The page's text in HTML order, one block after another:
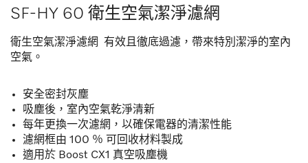
SF-HY 60 衛生空氣潔淨濾網
衛生空氣潔淨濾網 有效且徹底過濾，帶來特別潔淨的室內
空氣。
安全密封灰塵
吸塵後，室內空氣乾淨清新
每年更換一次濾網，以確保電器的清潔性能
濾網框由 100 ％ 可回收材料製成
適用於 Boost CX1 真空吸塵機